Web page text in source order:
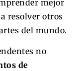
mejor
resolver otros
del mundo.
no
de